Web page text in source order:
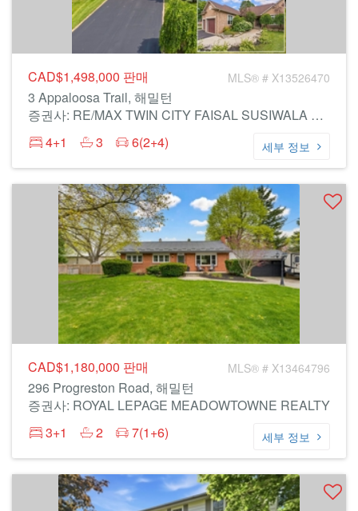
CAD$1,498,000 판매 MLS® # X13526470
3 Appaloosa Trail, 해밀턴
증권사: RE/MAX TWIN CITY FAISAL SUSIWALA REALTY
4+1
3 6(2+4) 세부 정보
CAD$1,180,000 판매 MLS® # X13464796
296 Progreston Road, 해밀턴
증권사: ROYAL LEPAGE MEADOWTOWNE REALTY
3+1
2 7(1+6) 세부 정보